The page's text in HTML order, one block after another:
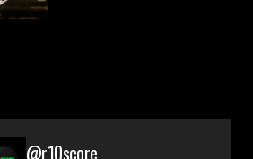
@r10score